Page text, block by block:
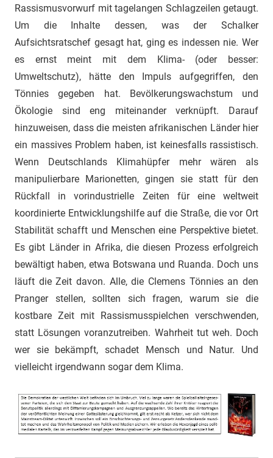
Rassismusvorwurf mit tagelangen Schlagzeilen getaugt.
Um die Inhalte dessen, was der Schalker
Aufsichtsratschef gesagt hat, ging es indessen nie. Wer
es ernst meint mit dem Klima- (oder besser:
Umweltschutz), hätte den Impuls aufgegriffen, den
Tönnies gegeben hat. Bevölkerungswachstum und
Ökologie sind eng miteinander verknüpft. Darauf
hinzuweisen, dass die meisten afrikanischen Länder hier
ein massives Problem haben, ist keinesfalls rassistisch.
Wenn Deutschlands Klimahüpfer mehr wären als
manipulierbare Marionetten, gingen sie statt für den
Rückfall in vorindustrielle Zeiten für eine weltweit
koordinierte Entwicklungshilfe auf die Straße, die vor Ort
Stabilität schafft und Menschen eine Perspektive bietet.
Es gibt Länder in Afrika, die diesen Prozess erfolgreich
bewältigt haben, etwa Botswana und Ruanda. Doch uns
läuft die Zeit davon. Alle, die Clemens Tönnies an den
Pranger stellen, sollten sich fragen, warum sie die
kostbare Zeit mit Rassismusspielchen verschwenden,
statt Lösungen voranzutreiben. Wahrheit tut weh. Doch
wer sie bekämpft, schadet Mensch und Natur. Und
vielleicht irgendwann sogar dem Klima.